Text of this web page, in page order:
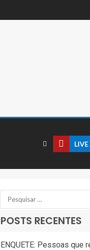
POSTS RECENTES
ENQUETE: Pessoas que